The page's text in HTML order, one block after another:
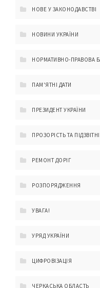
НОВЕ У ЗАКОНОДАВСТВІ
НОВИНИ УКРАЇНИ
НОРМАТИВНО-ПРАВОВА
ПАМ'ЯТНІ ДАТИ
ПРЕЗИДЕНТ УКРАЇНИ
ПРОЗОРІСТЬ ТА
РЕМОНТ ДОРІГ
РОЗПОРЯДЖЕННЯ
УВАГА!
УРЯД УКРАЇНИ
ЦИФРОВІЗАЦІЯ
ЧЕРКАСЬКА ОБЛАСТЬ